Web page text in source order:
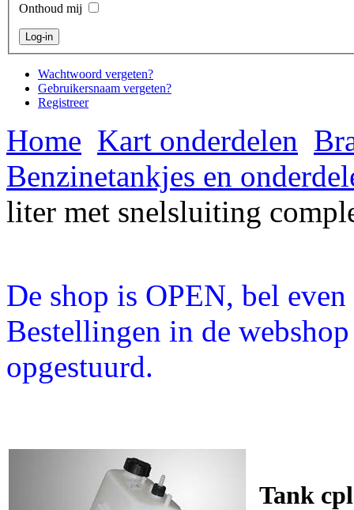
Onthoud mij
Wachtwoord vergeten?
Gebruikersnaam vergeten?
Registreer
Home Kart onderdelen
Benzinetankjes en
liter met snelsluiting
De shop is OPEN, bel
Bestellingen in de
opgestuurd.
Tank